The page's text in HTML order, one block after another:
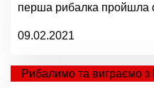
перша рибалка
09.02.2021
Рибалимо та виграємо з